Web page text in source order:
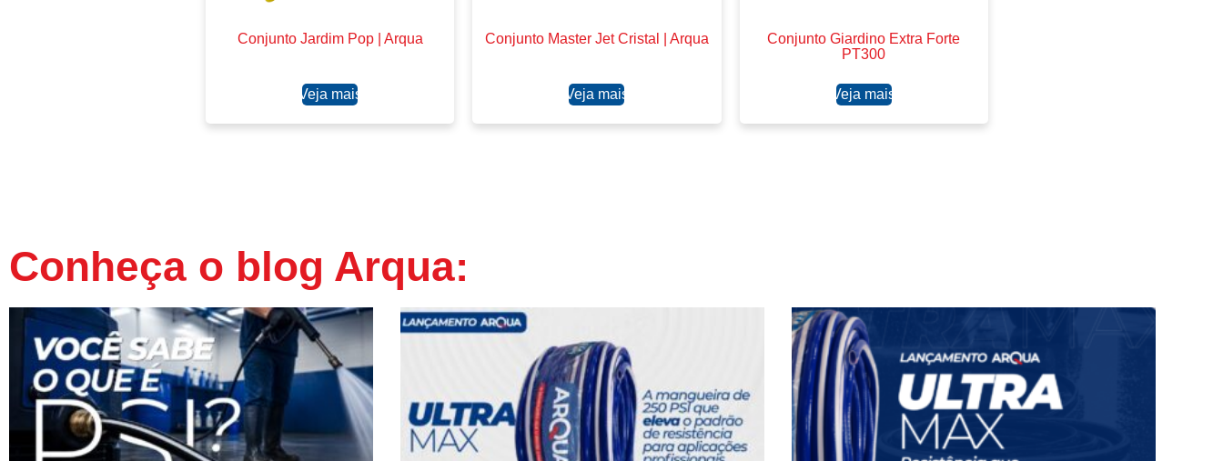
Conjunto Jardim Pop | Arqua
Ler mais
Conjunto Master Jet Cristal | Arqua
Ler mais
Conjunto Giardino Extra Forte
PT300
Ler mais
Conheça o blog Arqua: